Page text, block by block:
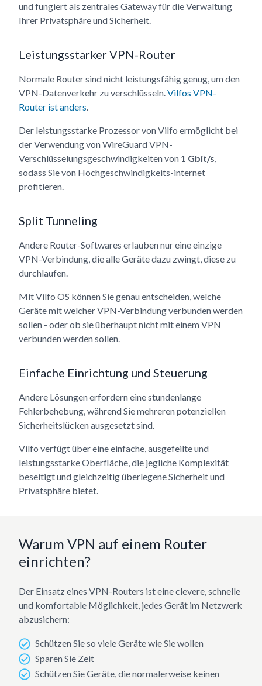
und fungiert als zentrales Gateway für die Verwaltung
Ihrer Privatsphäre und Sicherheit.
Leistungsstarker VPN-Router
Normale Router sind nicht leistungsfähig genug, um den
VPN-Datenverkehr zu verschlüsseln.Vilfos VPN-
Router ist anders.
Der leistungsstarke Prozessor von Vilfo ermöglicht bei
der Verwendung von WireGuard VPN-
Verschlüsselungsgeschwindigkeiten von 1 Gbit/s,
sodass Sie von Hochgeschwindigkeits-internet
profitieren.
Split Tunneling
Andere Router-Softwares erlauben nur eine einzige
VPN-Verbindung, die alle Geräte dazu zwingt, diese zu
durchlaufen.
Mit Vilfo OS können Sie genau entscheiden, welche
Geräte mit welcher VPN-Verbindung verbunden werden
sollen - oder ob sie überhaupt nicht mit einem VPN
verbunden werden sollen.
Einfache Einrichtung und Steuerung
Andere Lösungen erfordern eine stundenlange
Fehlerbehebung, während Sie mehreren potenziellen
Sicherheitslücken ausgesetzt sind.
Vilfo verfügt über eine einfache, ausgefeilte und
leistungsstarke Oberfläche, die jegliche Komplexität
beseitigt und gleichzeitig überlegene Sicherheit und
Privatsphäre bietet.
Warum VPN auf einem Router
einrichten?
Der Einsatz eines VPN-Routers ist eine clevere, schnelle
und komfortable Möglichkeit, jedes Gerät im Netzwerk
abzusichern:
Schützen Sie so viele Geräte wie Sie wollen
Sparen Sie Zeit
Schützen Sie Geräte, die normalerweise keinen